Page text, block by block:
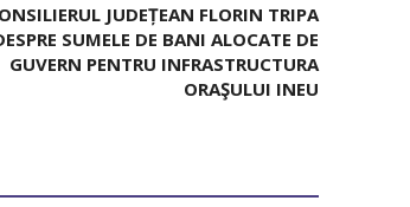
JUDEȚEAN FLORIN TRIPA
SUMELE DE BANI ALOCATE DE
GUVERN PENTRU INFRASTRUCTURA
ORAŞULUI INEU